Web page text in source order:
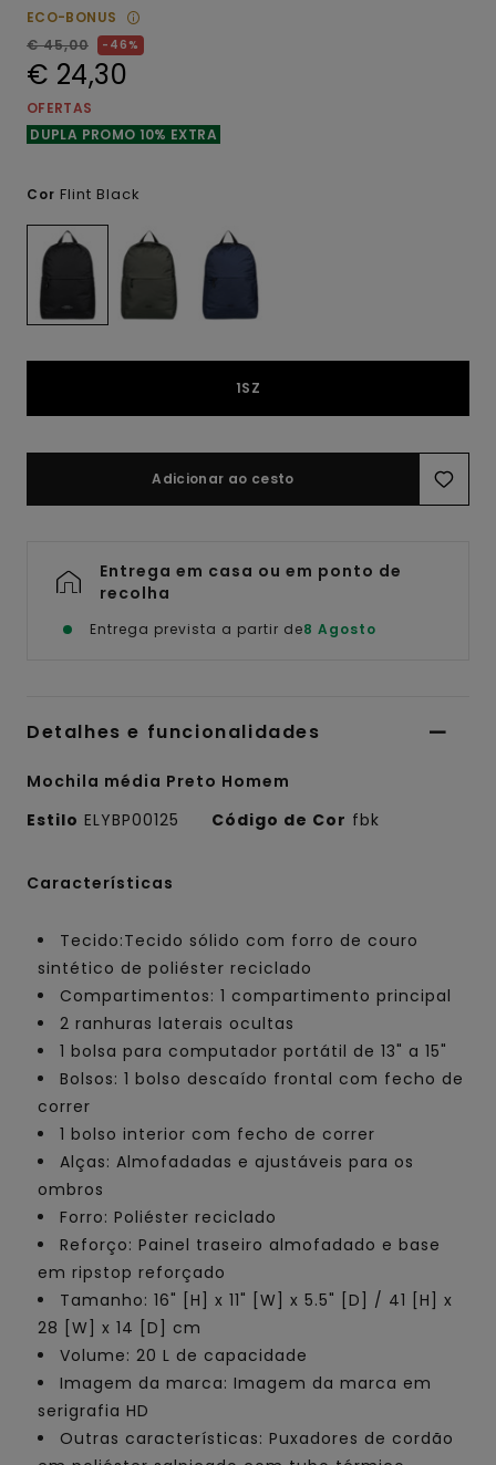
ECO-BONUS
€ 45,00
46%
€ 24,30
OFERTAS
DUPLA PROMO 10% EXTRA
Cor Flint Black
1SZ
Adicionar ao cesto
Entrega em casa ou em ponto de
recolha
Entrega prevista a partir de8 Agosto
Detalhes e funcionalidades
Mochila média Preto Homem
Estilo ELYBP00125 Código de Cor fbk
Características
Tecido:Tecido sólido com forro de couro
sintético de poliéster reciclado
Compartimentos: 1 compartimento principal
2 ranhuras laterais ocultas
1 bolsa para computador portátil de 13" a 15"
Bolsos: 1 bolso descaído frontal com fecho de
correr
1 bolso interior com fecho de correr
Alças: Almofadadas e ajustáveis para os
ombros
Forro: Poliéster reciclado
Reforço: Painel traseiro almofadado e base
em ripstop reforçado
Tamanho: 16" [H] x 11" [W] x 5.5" [D] / 41 [H] x
28 [W] x 14 [D] cm
Volume: 20 L de capacidade
Imagem da marca: Imagem da marca em
serigrafia HD
Outras características: Puxadores de cordão